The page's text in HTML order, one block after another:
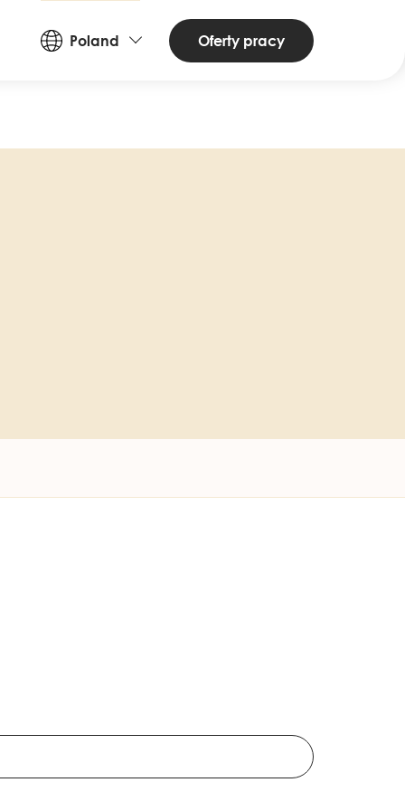
Countries
and
Poland Oferty pracy